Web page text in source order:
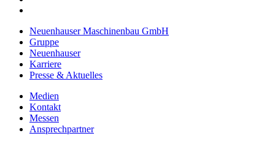
Neuenhauser Maschinenbau GmbH
Gruppe
Neuenhauser
Karriere
Presse & Aktuelles
Medien
Kontakt
Messen
Ansprechpartner